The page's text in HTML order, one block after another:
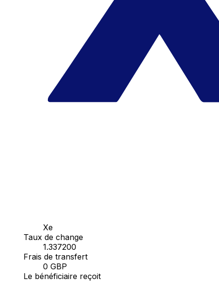
Xe
Taux de change
1.337200
Frais de transfert
0 GBP
Le bénéficiaire reçoit